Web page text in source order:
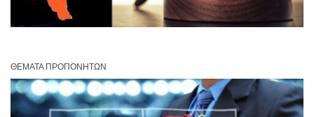
ΘΈΜΑΤΑ ΠΡΟΠΟΝΗΤΏΝ